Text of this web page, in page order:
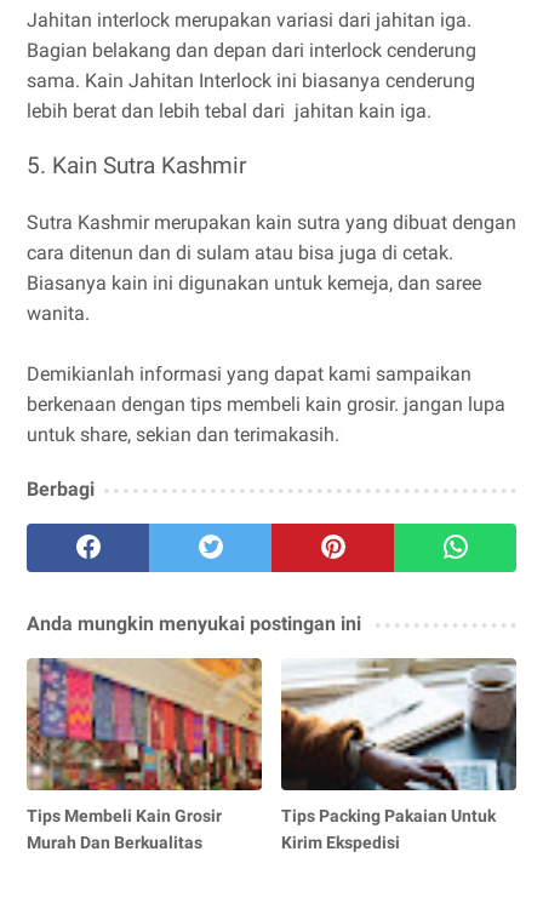
Jahitan interlock merupakan variasi dari jahitan iga.
Bagian belakang dan depan dari interlock cenderung
sama. Kain Jahitan Interlock ini biasanya cenderung
lebih berat dan lebih tebal dari jahitan kain iga.
5. Kain Sutra Kashmir
Sutra Kashmir merupakan kain sutra yang dibuat dengan
cara ditenun dan di sulam atau bisa juga di cetak.
Biasanya kain ini digunakan untuk kemeja, dan saree
wanita.
Demikianlah informasi yang dapat kami sampaikan
berkenaan dengan tips membeli kain grosir. jangan lupa
untuk share, sekian dan terimakasih.
Berbagi
Anda mungkin menyukai postingan ini
Tips Membeli Kain Grosir
Murah Dan Berkualitas
Tips Packing Pakaian Untuk
Kirim Ekspedisi